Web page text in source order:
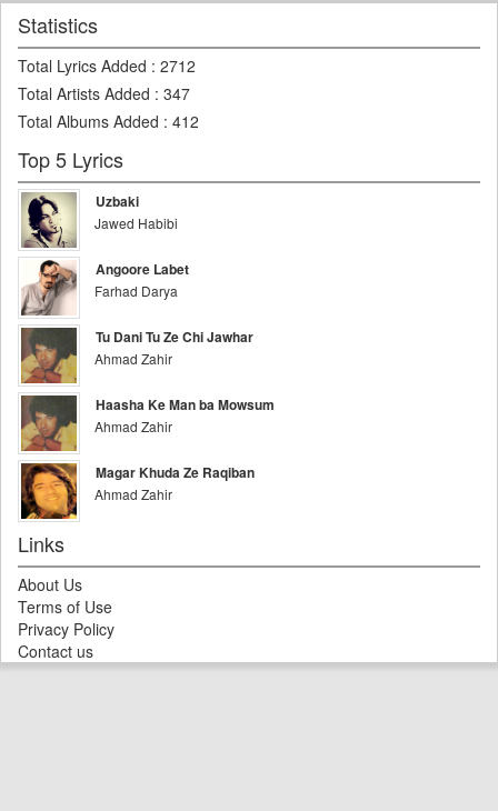
Statistics
Total Lyrics Added : 2712
Total Artists Added : 347
Total Albums Added : 412
Top 5 Lyrics
Uzbaki
Jawed Habibi
Angoore Labet
Farhad Darya
Tu Dani Tu Ze Chi Jawhar
Ahmad Zahir
Haasha Ke Man ba Mowsum
Ahmad Zahir
Magar Khuda Ze Raqiban
Ahmad Zahir
Links
About Us
Terms of Use
Privacy Policy
Contact us